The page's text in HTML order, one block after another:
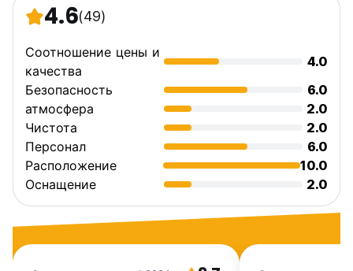
4.6(49)
Соотношение цены и
качества
4.0
Безопасность
6.0
атмосфера
2.0
Чистота
2.0
Персонал
6.0
Расположение
10.0
Оснащение
2.0